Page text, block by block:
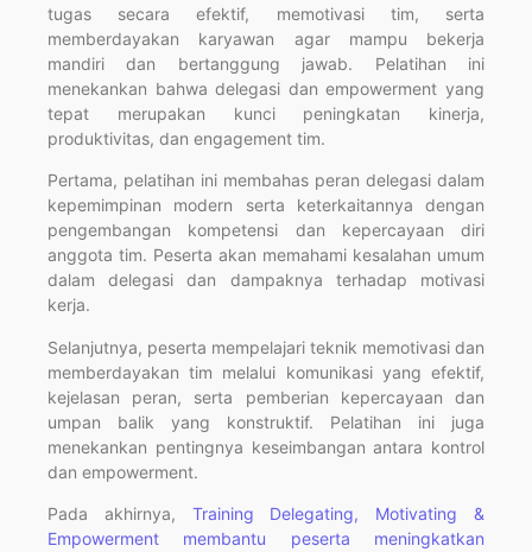
tugas secara efektif, memotivasi tim, serta
memberdayakan karyawan agar mampu bekerja
mandiri dan bertanggung jawab. Pelatihan ini
menekankan bahwa delegasi dan empowerment yang
tepat merupakan kunci peningkatan kinerja,
produktivitas, dan engagement tim.
Pertama, pelatihan ini membahas peran delegasi dalam
kepemimpinan modern serta keterkaitannya dengan
pengembangan kompetensi dan kepercayaan diri
anggota tim. Peserta akan memahami kesalahan umum
dalam delegasi dan dampaknya terhadap motivasi
kerja.
Selanjutnya, peserta mempelajari teknik memotivasi dan
memberdayakan tim melalui komunikasi yang efektif,
kejelasan peran, serta pemberian kepercayaan dan
umpan balik yang konstruktif. Pelatihan ini juga
menekankan pentingnya keseimbangan antara kontrol
dan empowerment.
Pada akhirnya, Training Delegating, Motivating &
Empowerment membantu peserta meningkatkan